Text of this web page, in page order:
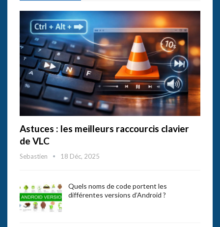
Astuces : les meilleurs raccourcis clavier
de VLC
Sebastien 18 Déc, 2025
Quels noms de code portent les
différentes versions d’Android ?